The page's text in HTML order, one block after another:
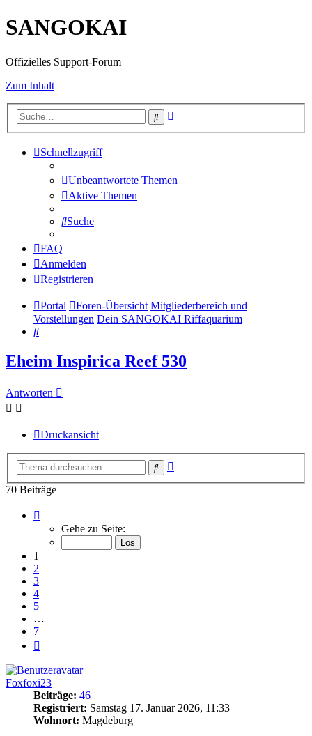
SANGOKAI
Offizielles Support-Forum
Zum Inhalt
Suche
Schnellzugriff
Unbeantwortete Themen
Aktive Themen
Suche
FAQ
Anmelden
Registrieren
Portal Foren-Übersicht Mitgliederbereich und
Vorstellungen Dein SANGOKAI Riffaquarium
Suche
Eheim Inspirica Reef 530
Antworten
Druckansicht
Suche
70 Beiträge
von
Gehe zu Seite:
1
2
3
4
5
…
7
Foxfoxi23
Beiträge: 46
Registriert: Samstag 17. Januar 2026, 11:33
Wohnort: Magdeburg